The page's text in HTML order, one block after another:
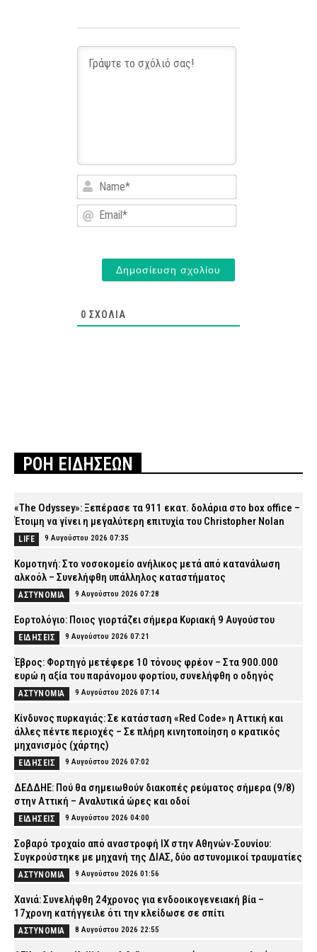
Name*
Email*
0 ΣΧΌΛΙΑ
ΡΟΗ ΕΙΔΗΣΕΩΝ
«The Odyssey»: Ξεπέρασε τα 911 εκατ. δολάρια στο box office –
Έτοιμη να γίνει η μεγαλύτερη επιτυχία του Christopher Nolan
LIFE 9 Αυγούστου 2026 07:35
Κομοτηνή: Στο νοσοκομείο ανήλικος μετά από κατανάλωση
αλκοόλ – Συνελήφθη υπάλληλος καταστήματος
ΑΣΤΥΝΟΜΙΑ 9 Αυγούστου 2026 07:28
Εορτολόγιο: Ποιος γιορτάζει σήμερα Κυριακή 9 Αυγούστου
ΕΙΔΗΣΕΙΣ 9 Αυγούστου 2026 07:21
Έβρος: Φορτηγό μετέφερε 10 τόνους φρέον – Στα 900.000
ευρώ η αξία του παράνομου φορτίου, συνελήφθη ο οδηγός
ΑΣΤΥΝΟΜΙΑ 9 Αυγούστου 2026 07:14
Κίνδυνος πυρκαγιάς: Σε κατάσταση «Red Code» η Αττική και
άλλες πέντε περιοχές – Σε πλήρη κινητοποίηση ο κρατικός
μηχανισμός (χάρτης)
ΕΙΔΗΣΕΙΣ 9 Αυγούστου 2026 07:02
ΔΕΔΔΗΕ: Πού θα σημειωθούν διακοπές ρεύματος σήμερα (9/8)
στην Αττική – Αναλυτικά ώρες και οδοί
ΕΙΔΗΣΕΙΣ 9 Αυγούστου 2026 04:00
Σοβαρό τροχαίο από αναστροφή ΙΧ στην Αθηνών-Σουνίου:
Συγκρούστηκε με μηχανή της ΔΙΑΣ, δύο αστυνομικοί τραυματίες
ΑΣΤΥΝΟΜΙΑ 9 Αυγούστου 2026 01:56
Χανιά: Συνελήφθη 24χρονος για ενδοοικογενειακή βία –
17χρονη κατήγγειλε ότι την κλείδωσε σε σπίτι
ΑΣΤΥΝΟΜΙΑ 8 Αυγούστου 2026 22:55